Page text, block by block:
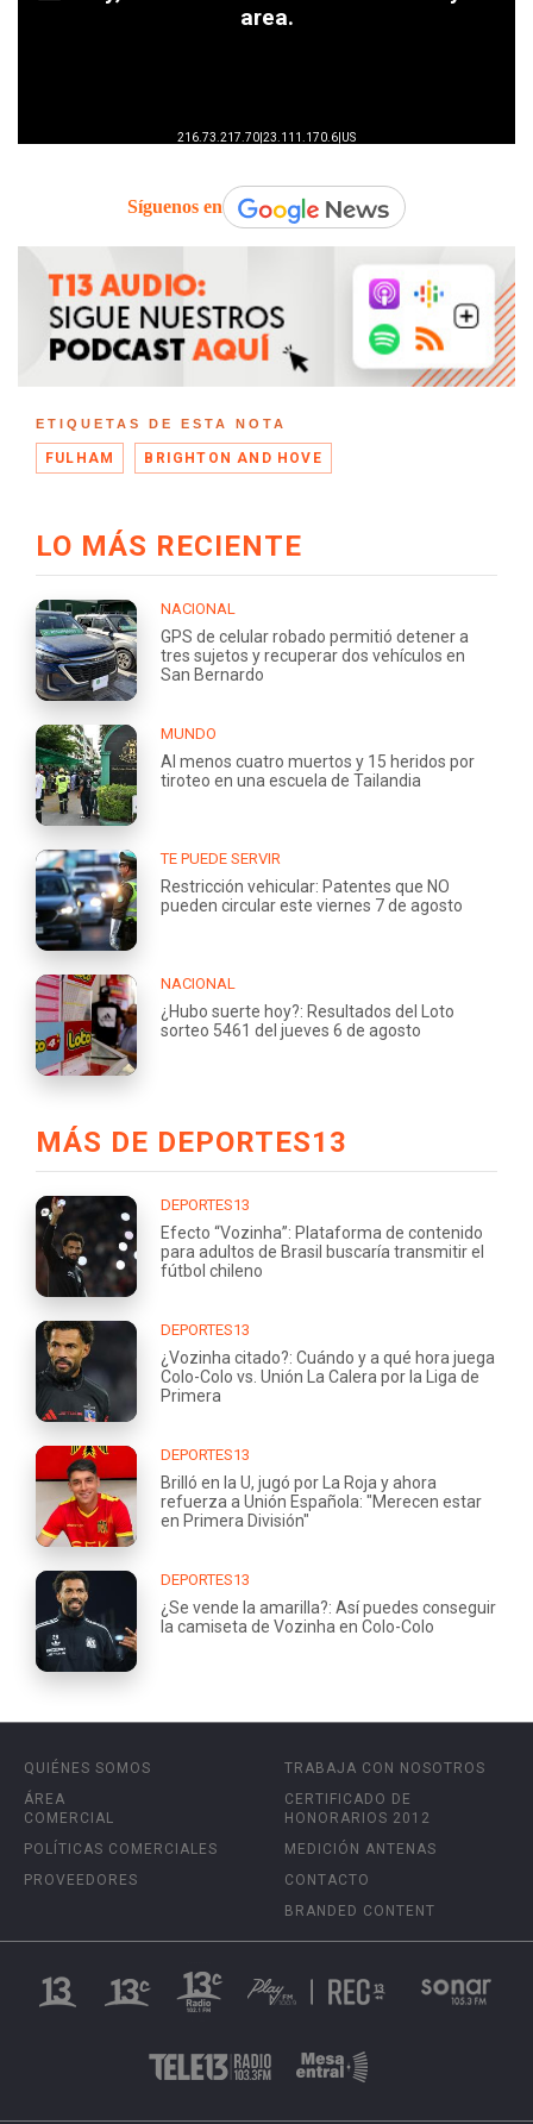
Síguenos en
ETIQUETAS DE ESTA NOTA
FULHAM BRIGHTON AND HOVE
LO MÁS RECIENTE
NACIONAL
GPS de celular robado permitió detener a
tres sujetos y recuperar dos vehículos en
San Bernardo
MUNDO
Al menos cuatro muertos y 15 heridos por
tiroteo en una escuela de Tailandia
TE PUEDE SERVIR
Restricción vehicular: Patentes que NO
pueden circular este viernes 7 de agosto
NACIONAL
¿Hubo suerte hoy?: Resultados del Loto
sorteo 5461 del jueves 6 de agosto
MÁS DE DEPORTES13
DEPORTES13
Efecto “Vozinha”: Plataforma de contenido
para adultos de Brasil buscaría transmitir el
fútbol chileno
DEPORTES13
¿Vozinha citado?: Cuándo y a qué hora juega
Colo-Colo vs. Unión La Calera por la Liga de
Primera
DEPORTES13
Brilló en la U, jugó por La Roja y ahora
refuerza a Unión Española: "Merecen estar
en Primera División"
DEPORTES13
¿Se vende la amarilla?: Así puedes conseguir
la camiseta de Vozinha en Colo-Colo
QUIÉNES SOMOS
ÁREA
COMERCIAL
POLÍTICAS COMERCIALES
PROVEEDORES
TRABAJA CON NOSOTROS
CERTIFICADO DE
HONORARIOS 2012
MEDICIÓN ANTENAS
CONTACTO
BRANDED CONTENT